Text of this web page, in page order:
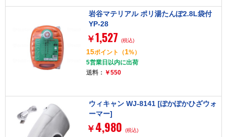
岩谷マテリアル ポリ湯たんぽ2.8L袋付
YP-28
￥1,527 (税込)
15ポイント （1%）
5営業日以内に出荷
送料： ￥550
ウィキャン WJ-8141 [ぽかぽかひざウォ
ーマー]
￥ 4,980 (税込)